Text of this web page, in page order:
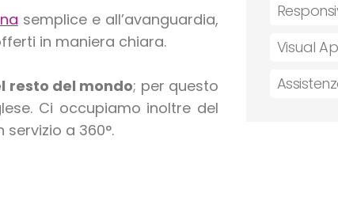
semplice e all’avanguardia,
in maniera chiara.
resto del mondo; per questo
Ci occupiamo inoltre del
a 360°.
Visual